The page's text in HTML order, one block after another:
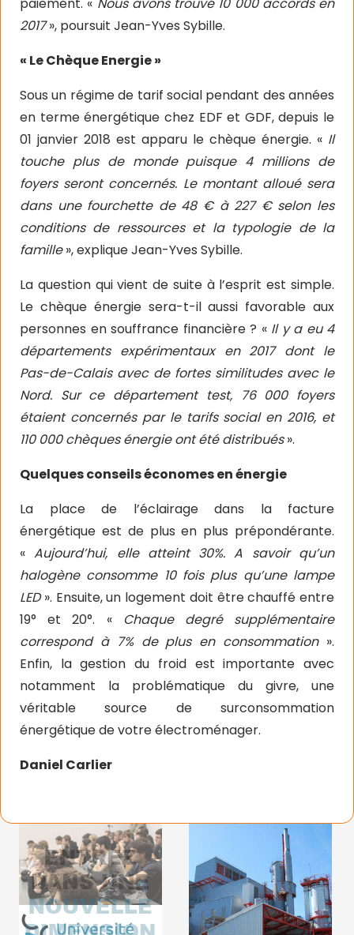
paiement. « Nous avons trouvé 10 000 accords en
2017», poursuit Jean-Yves Sybille.
« Le Chèque Energie »
Sous un régime de tarif social pendant des années
en terme énergétique chez EDF et GDF, depuis le
01 janvier 2018 est apparu le chèque énergie. « Il
touche plus de monde puisque 4 millions de
foyers seront concernés. Le montant alloué sera
dans une fourchette de 48 € à 227 € selon les
conditions de ressources et la typologie de la
famille», explique Jean-Yves Sybille.
La question qui vient de suite à l’esprit est simple.
Le chèque énergie sera-t-il aussi favorable aux
personnes en souffrance financière ? «Il y a eu 4
départements expérimentaux en 2017 dont le
Pas-de-Calais avec de fortes similitudes avec le
Nord. Sur ce département test, 76 000 foyers
étaient concernés par le tarifs social en 2016, et
110 000 chèques énergie ont été distribués».
Quelques conseils économes en énergie
La place de l’éclairage dans la facture
énergétique est de plus en plus prépondérante.
«Aujourd’hui, elle atteint 30%. A savoir qu’un
halogène consomme 10 fois plus qu’une lampe
LED». Ensuite, un logement doit être chauffé entre
19° et 20°. «
Chaque degré supplémentaire
correspond à 7% de plus en consommation».
Enfin, la gestion du froid est importante avec
notamment la problématique du givre, une
véritable source de surconsommation
énergétique de votre électroménager.
Daniel Carlier